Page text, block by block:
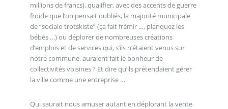
millions de francs), qualifier, avec des accents de guerre
froide que l’on pensait oubliés, la majorité municipale
de “socialo trotskiste” (ça fait frémir …, planquez les
bébés …) ou déplorer de nombreuses créations
d’emplois et de services qui, s’ils n’étaient venus sur
notre commune, auraient fait le bonheur de
collectivités voisines ? Et dire qu’ils prétendaient gérer
la ville comme une entreprise …
Qui saurait nous amuser autant en déplorant la vente